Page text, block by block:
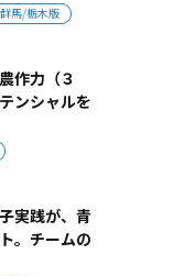
馬/栃木版
作力（３
ンシャルを
実践が、青
。チームの